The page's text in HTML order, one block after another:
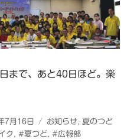
まで、あと40日ほど。楽
7月16日
カ
テ
お知らせ,夏のつど
ク,#夏つど,#広報部